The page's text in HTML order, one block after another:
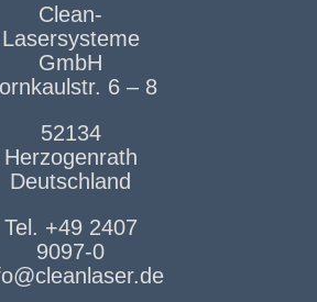
Clean-
Lasersysteme
GmbH
6 – 8
52134
Herzogenrath
Deutschland
Tel. +49 2407
9097-0